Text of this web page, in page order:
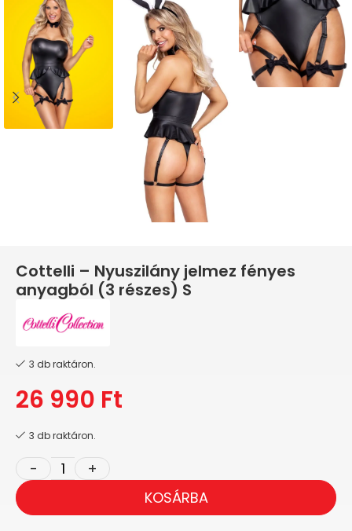
Cottelli – Nyuszilány jelmez fényes
anyagból (3 részes) S
3 db raktáron.
26 990 Ft
3 db raktáron.
KOSÁRBA